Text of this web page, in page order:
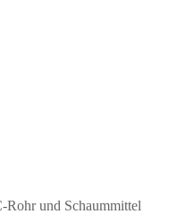
Rohr und Schaummittel